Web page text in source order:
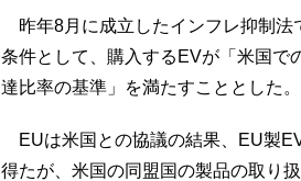
昨年8月に成立したインフレ抑制法
条件として、購入するEVが「米国で
達比率の基準」を満たすこととした。
EUは米国との協議の結果、EU製
得たが、米国の同盟国の製品の取り